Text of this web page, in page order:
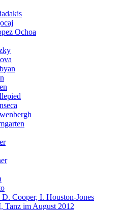
Ochoa
Cooper, I. Houston-Jones
Tanz im August 2012